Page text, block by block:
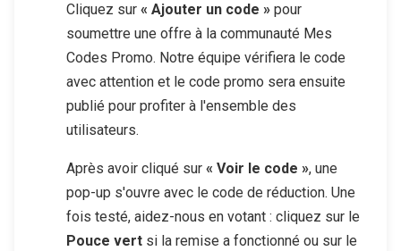
Cliquez sur « Ajouter un code » pour
soumettre une offre à la communauté Mes
Codes Promo. Notre équipe vérifiera le code
avec attention et le code promo sera ensuite
publié pour profiter à l'ensemble des
utilisateurs.
Après avoir cliqué sur « Voir le code », une
pop-up s'ouvre avec le code de réduction. Une
fois testé, aidez-nous en votant : cliquez sur le
Pouce vert si la remise a fonctionné ou sur le